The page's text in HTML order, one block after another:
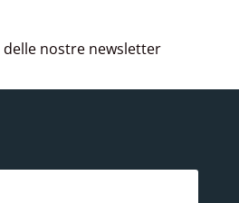
delle nostre newsletter